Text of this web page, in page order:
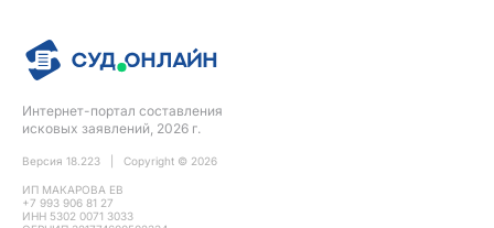
Интернет-портал составления
исковых заявлений, 2026 г.
Версия 18.223 | Copyright © 2026
ИП МАКАРОВА ЕВ
+7 993 906 81 27
ИНН 5302 0071 3033
№5697303
ПРОДОЛЖИТЬ ЗАПОЛНЕНИЕ